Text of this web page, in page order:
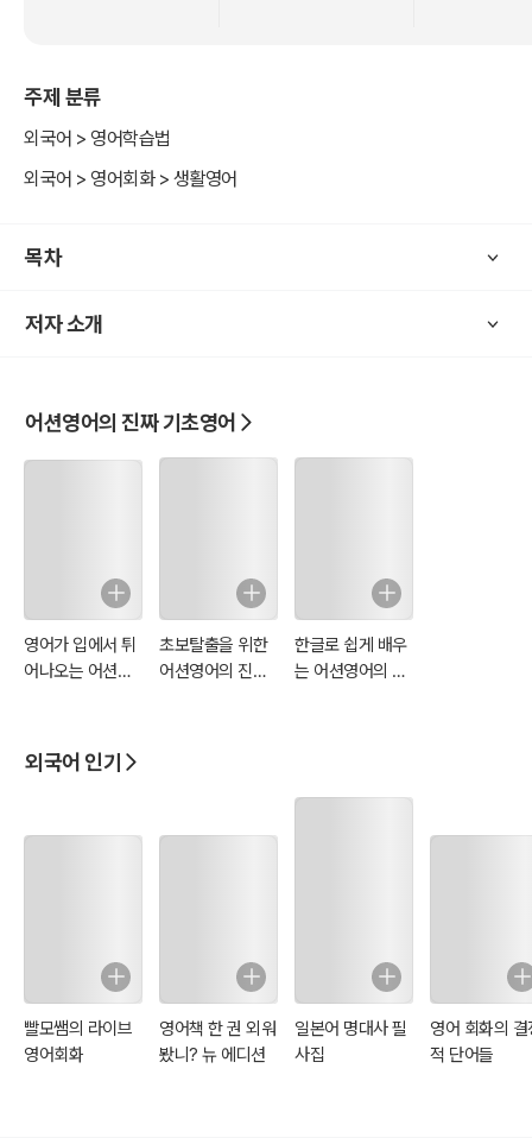
주제 분류
외국어 > 영어학습법
외국어 > 영어회화 > 생활영어
목차
저자 소개
어션영어의 진짜 기초영어
영어가 입에서 튀
어나오는 어션영
초보탈출을 위한
어션영어의 진짜
한글로 쉽게 배우
는 어션영어의 진
외국어 인기
빨모쌤의 라이브
영어회화
영어책 한 권 외워
봤니? 뉴 에디션
일본어 명대사 필
사집
영어 회화의 결
적 단어들